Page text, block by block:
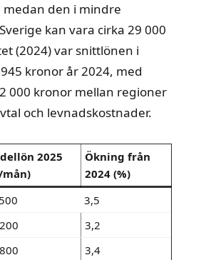
medan den i mindre
kan vara cirka 29 000
(2024) var snittlönen i
kronor år 2024, med
000 kronor mellan regioner
och levnadskostnader.
2025
Ökning från
2024 (%)
3,5
3,2
3,4